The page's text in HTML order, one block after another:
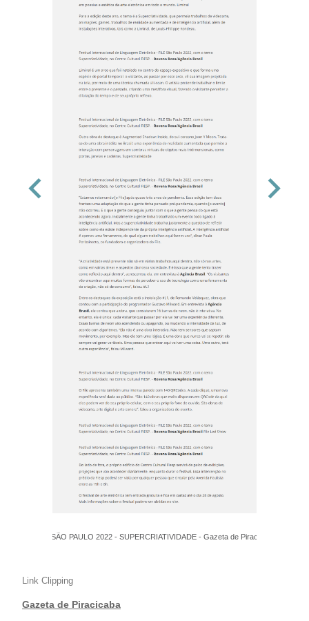
FILE SÃO PAULO 2022 - SUPERCRIATIVIDADE - Gazeta de Piracicaba
Link Clipping
Gazeta de Piracicaba